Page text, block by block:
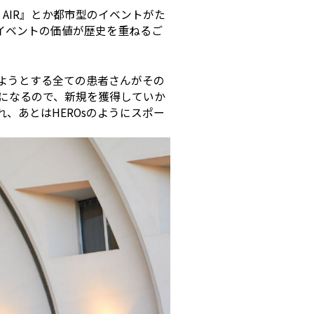
』とか都市型のイベントがた
ントの価値が歴史を重ねるご
うとする全ての患者さんがその
なるので、新規を獲得していか
あとはHEROsのようにスポー